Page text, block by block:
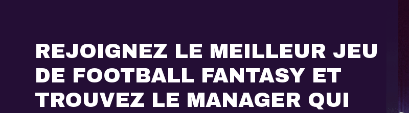
REJOIGNEZ LE MEILLEUR JEU
DE FOOTBALL FANTASY ET
TROUVEZ LE MANAGER QUI